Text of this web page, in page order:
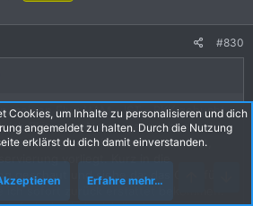
#830
meinen Flug HAM - IST - BKK gebucht
Plätze am Notausgang mitgebucht.
aufrufen und stellte fest,
vorliegt. Kurz in die
geschaut und siehe da: das Geld für
ich sofort zurück erstattet bekommen.
Cookies, um Inhalte zu personalisieren und dich
angemeldet zu halten. Durch die Nutzung
erklärst du dich damit einverstanden.
Erfahre mehr…